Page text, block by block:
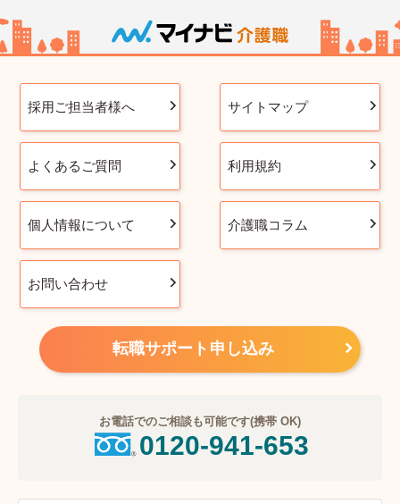
採用ご担当者様へ サイトマップ
よくあるご質問 利用規約
個人情報について 介護職コラム
お問い合わせ
転職サポート申し込み
お電話でのご相談も可能です(携帯 OK)
0120-941-653